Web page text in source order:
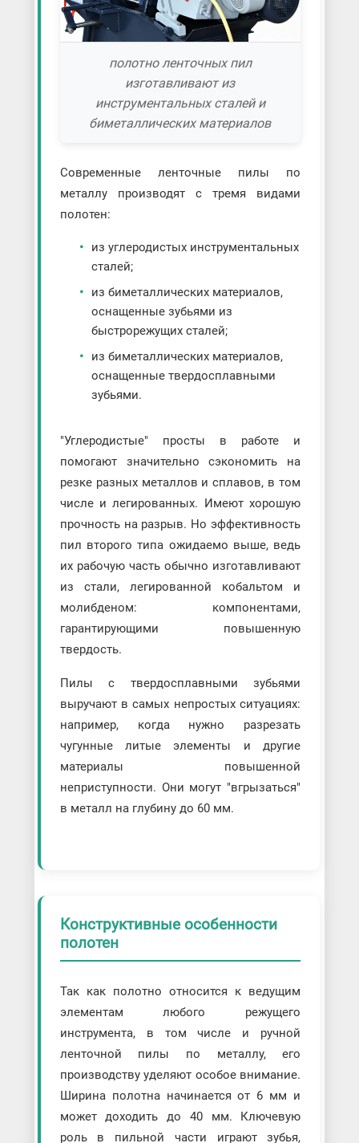
полотно ленточных пил
изготавливают из
инструментальных сталей и
биметаллических материалов
Современные ленточные пилы по
металлу производят с тремя видами
полотен:
из углеродистых инструментальных
сталей;
из биметаллических материалов,
оснащенные зубьями из
быстрорежущих сталей;
из биметаллических материалов,
оснащенные твердосплавными
зубьями.
"Углеродистые" просты в работе и
помогают значительно сэкономить на
резке разных металлов и сплавов, в том
числе и легированных. Имеют хорошую
прочность на разрыв. Но эффективность
пил второго типа ожидаемо выше, ведь
их рабочую часть обычно изготавливают
из стали, легированной кобальтом и
молибденом: компонентами,
гарантирующими повышенную
твердость.
Пилы с твердосплавными зубьями
выручают в самых непростых ситуациях:
например, когда нужно разрезать
чугунные литые элементы и другие
материалы повышенной
неприступности. Они могут "вгрызаться"
в металл на глубину до 60 мм.
Конструктивные особенности
полотен
Так как полотно относится к ведущим
элементам любого режущего
инструмента, в том числе и ручной
ленточной пилы по металлу, его
производству уделяют особое внимание.
Ширина полотна начинается от 6 мм и
может доходить до 40 мм. Ключевую
роль в пильной части играют зубья,